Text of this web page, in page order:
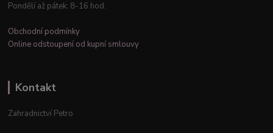
Pondělí až pátek: 8-16 hod.
Obchodní podmínky
Online odstoupení od kupní smlouvy
Kontakt
Zahradnictví Petro